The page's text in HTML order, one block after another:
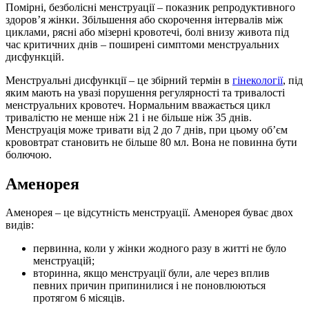
Помірні, безболісні менструації – показник репродуктивного
здоров’я жінки. Збільшення або скорочення інтервалів між
циклами, рясні або мізерні кровотечі, болі внизу живота під
час критичних днів – поширені симптоми менструальних
дисфункцій.
Менструальні дисфункції – це збірний термін в гінекології, під
яким мають на увазі порушення регулярності та тривалості
менструальних кровотеч. Нормальним вважається цикл
тривалістю не менше ніж 21 і не більше ніж 35 днів.
Менструація може тривати від 2 до 7 днів, при цьому об’єм
крововтрат становить не більше 80 мл. Вона не повинна бути
болючою.
Аменорея
Аменорея – це відсутність менструації. Аменорея буває двох
видів:
первинна, коли у жінки жодного разу в житті не було
менструацій;
вторинна, якщо менструації були, але через вплив
певних причин припинилися і не поновлюються
протягом 6 місяців.